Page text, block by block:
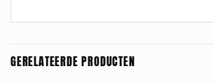
GERELATEERDE PRODUCTEN